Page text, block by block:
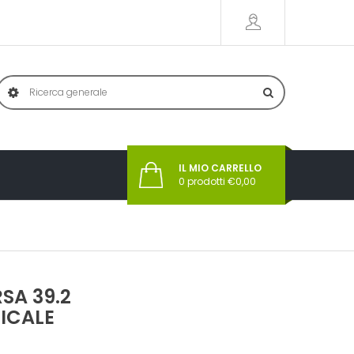
IL MIO CARRELLO
0 prodotti €0,00
39.2